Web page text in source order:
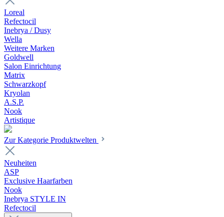
Loreal
Refectocil
Inebrya / Dusy
Wella
Weitere Marken
Goldwell
Salon Einrichtung
Matrix
Schwarzkopf
Kryolan
A.S.P.
Nook
Artistique
Zur Kategorie Produktwelten
Neuheiten
ASP
Exclusive Haarfarben
Nook
Inebrya STYLE IN
Refectocil